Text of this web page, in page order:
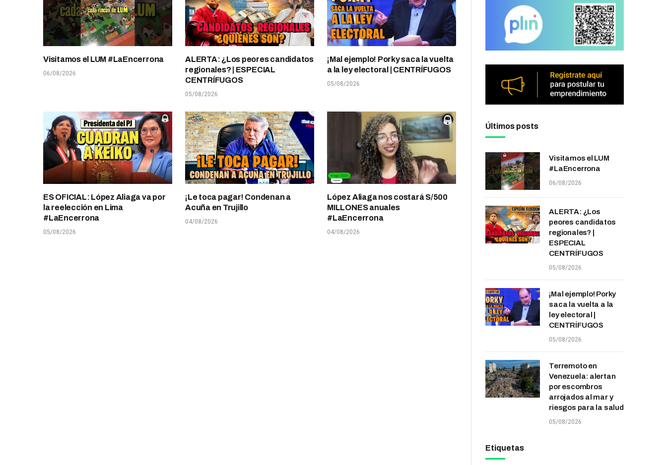
Visitamos el LUM #LaEncerrona
06/08/2026
ALERTA: ¿Los peores candidatos
regionales? | ESPECIAL
CENTRÍFUGOS
05/08/2026
¡Mal ejemplo! Porky saca la vuelta
a la ley electoral | CENTRÍFUGOS
05/08/2026
ES OFICIAL: López Aliaga va por
la reelección en Lima
#LaEncerrona
05/08/2026
¡Le toca pagar! Condenan a
Acuña en Trujillo
04/08/2026
López Aliaga nos costará S/500
MILLONES anuales
#LaEncerrona
04/08/2026
Últimos posts
Visitamos el LUM
#LaEncerrona
06/08/2026
ALERTA: ¿Los
peores candidatos
regionales? |
ESPECIAL
CENTRÍFUGOS
05/08/2026
¡Mal ejemplo! Porky
saca la vuelta a la
ley electoral |
CENTRÍFUGOS
05/08/2026
Terremoto en
Venezuela: alertan
por escombros
arrojados al mar y
riesgos para la salud
05/08/2026
Etiquetas